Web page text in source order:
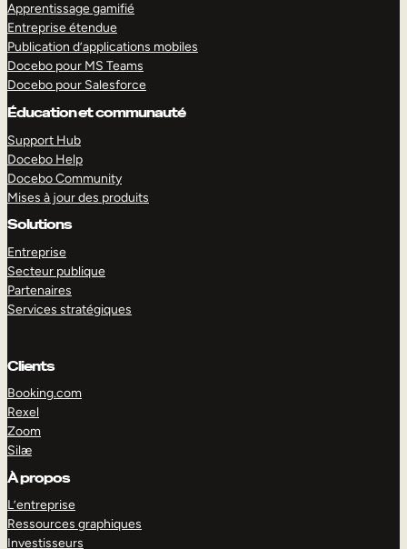
Apprentissage gamifié
Entreprise étendue
Publication d’applications mobiles
Docebo pour MS Teams
Docebo pour Salesforce
Éducation et communauté
Support Hub
Docebo Help
Docebo Community
Mises à jour des produits
Solutions
Entreprise
Secteur publique
Partenaires
Services stratégiques
Clients
Booking.com
Rexel
Zoom
Silæ
À propos
L’entreprise
Ressources graphiques
Investisseurs